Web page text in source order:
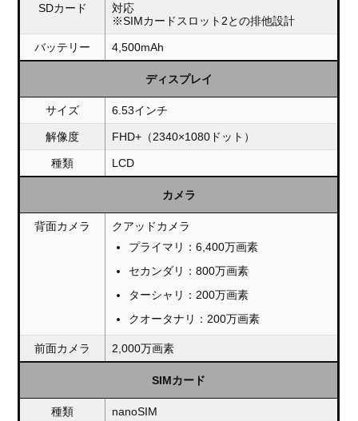
SDカード
対応
※SIMカードスロット2との排他設計
バッテリー 4,500mAh
ディスプレイ
サイズ 6.53インチ
解像度 FHD+（2340×1080ドット）
種類 LCD
カメラ
背面カメラ
クアッドカメラ
プライマリ：6,400万画素
セカンダリ：800万画素
ターシャリ：200万画素
クオータナリ：200万画素
前面カメラ 2,000万画素
SIMカード
種類 nanoSIM